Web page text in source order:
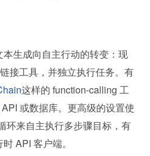
生成向自主行动的转变：现
接工具，并独立执行任务。有
这样的 function-calling 工
或数据库。更高级的设置使
环来自主执行多步骤目标，有
API 客户端。